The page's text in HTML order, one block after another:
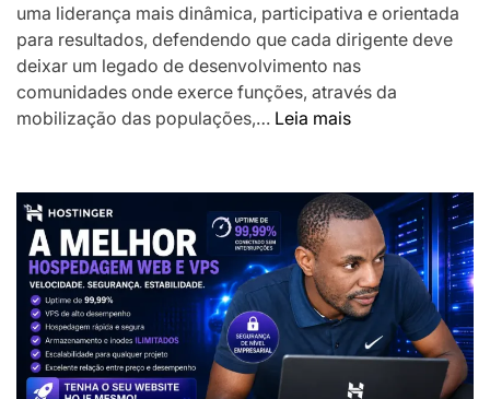
uma liderança mais dinâmica, participativa e orientada
para resultados, defendendo que cada dirigente deve
deixar um legado de desenvolvimento nas
comunidades onde exerce funções, através da
mobilização das populações,… Leia mais:
desafia
Chefes
das
Localidades
a
liderarem
transformação
das